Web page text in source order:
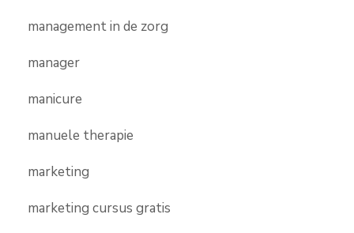
management in de zorg
manager
manicure
manuele therapie
marketing
marketing cursus gratis